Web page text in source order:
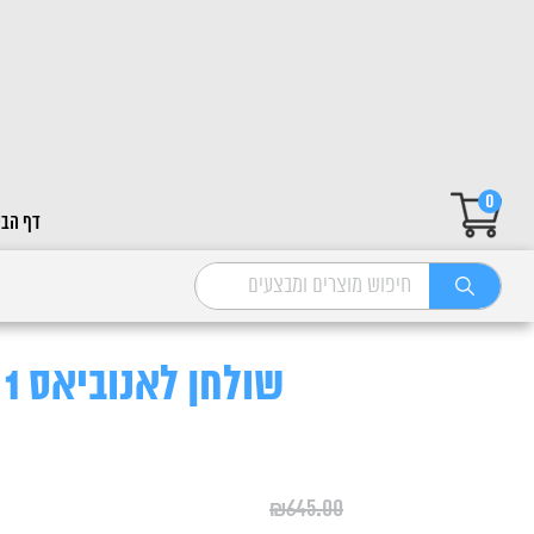
0
דף
שולחן לאנוביאס A80 1 יחידה
₪645.00